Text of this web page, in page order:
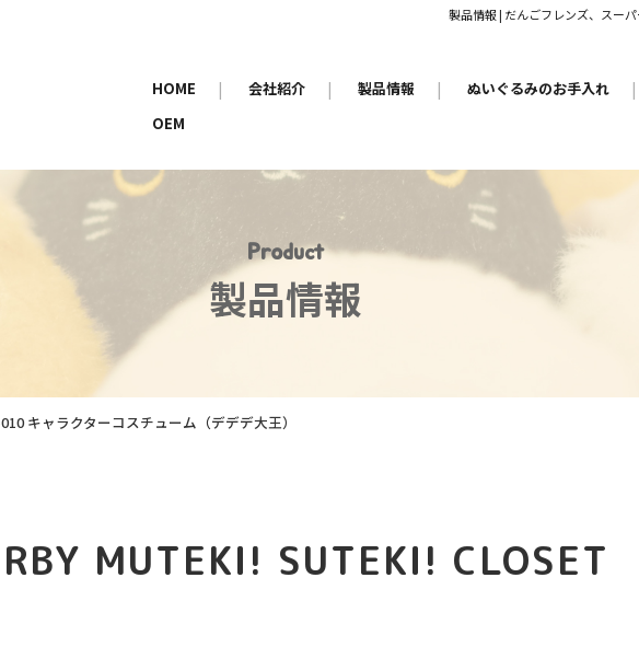
製品情報 | だんごフレンズ、スー
HOME | 会社紹介 | 製品情報 | ぬいぐるみのお手入れ |
OEM
Product
製品情報
キャラクターコスチューム（デデデ大王）
MUTEKI! SUTEKI! CLOSET